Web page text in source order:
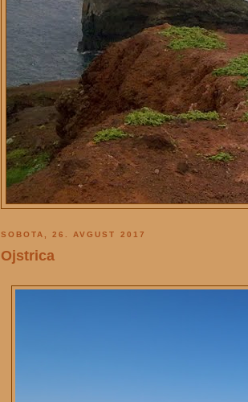
SOBOTA, 26. AVGUST 2017
Ojstrica